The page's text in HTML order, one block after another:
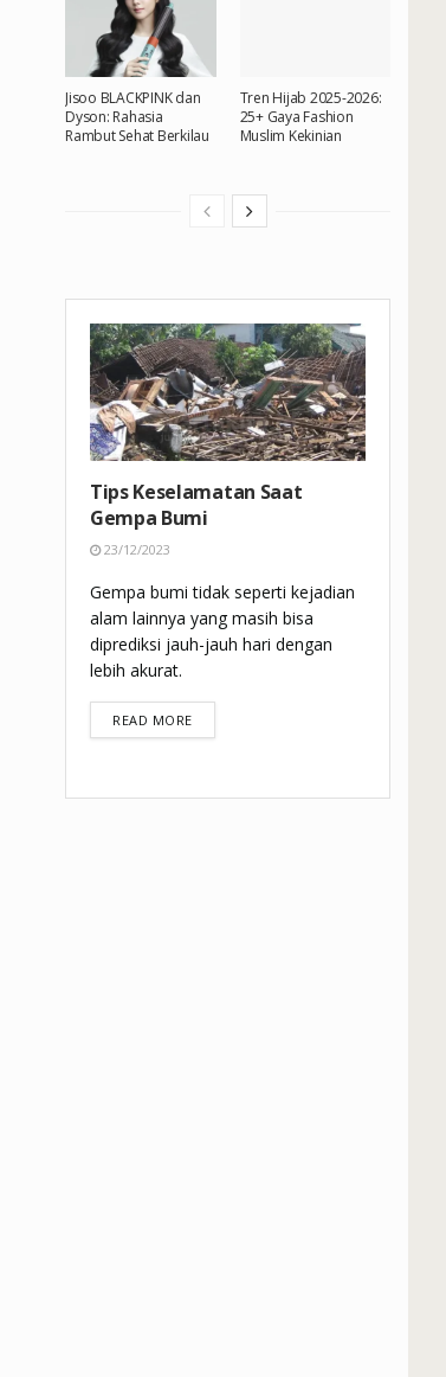
Jisoo BLACKPINK dan
Dyson: Rahasia
Rambut Sehat Berkilau
Tren Hijab 2025-2026:
25+ Gaya Fashion
Muslim Kekinian
Tips Keselamatan Saat
Gempa Bumi
23/12/2023
Gempa bumi tidak seperti kejadian
alam lainnya yang masih bisa
diprediksi jauh-jauh hari dengan
lebih akurat.
READ MOREDETAILS